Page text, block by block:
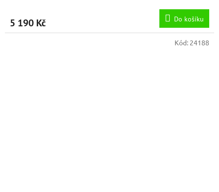
5 190 Kč Do košíku
Kód: 24188